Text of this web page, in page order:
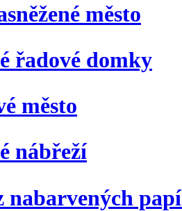
město
řadové domky
město
nábřeží
nabarvených